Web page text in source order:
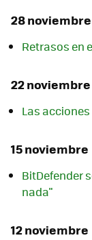
28 noviembre
Retrasos en
22 noviembre
Las acciones
15 noviembre
BitDefender
nada"
12 noviembre